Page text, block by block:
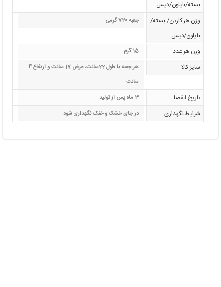
بسته/نایلون/دیس
وزن هر کارتن/ بسته/
نایلون/دیس
جعبه 720 گرمی
وزن هر عدد 15 گرم
سایز کالا
هر جعبه با طول 22سانت، عرض 17 سانت و ارتفاع 4
سانت
تاریخ انقضا 3 ماه پس از تولید
شرایط نگهداری در جای خشک و خنک نگهداری شود